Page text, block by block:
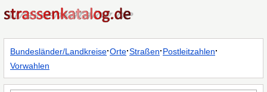
Bundesländer/Landkreise·Orte·Straßen·Postleitzahlen·
Vorwahlen